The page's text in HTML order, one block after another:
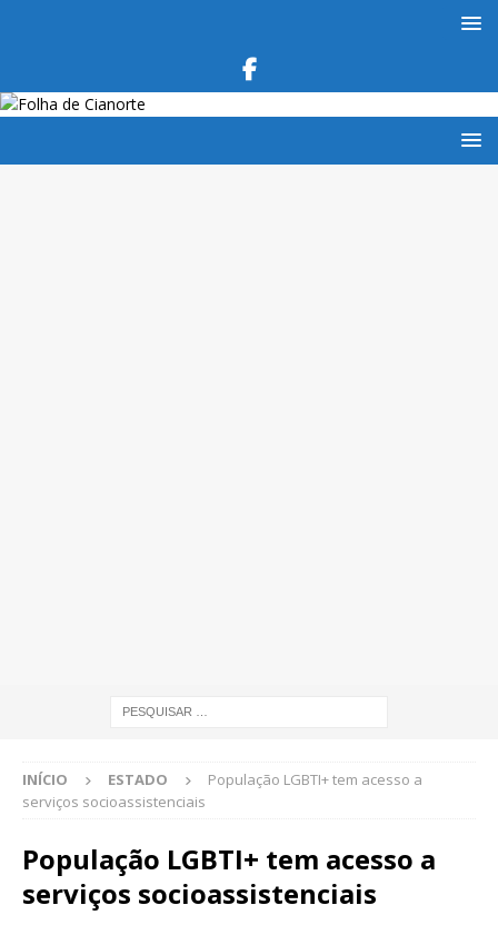
INÍCIO ESTADO
População LGBTI+ tem acesso a
serviços socioassistenciais
População LGBTI+ tem acesso a
serviços socioassistenciais